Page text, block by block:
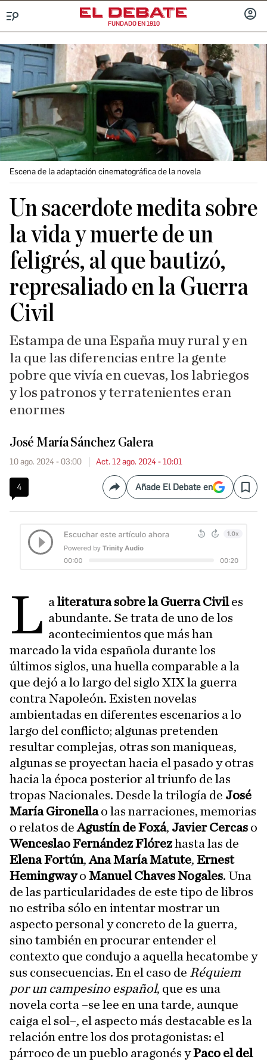
FUNDADO EN 1910
Escena de la adaptación cinematográfica de la novela
Un sacerdote medita sobre
la vida y muerte de un
feligrés, al que bautizó,
represaliado en la Guerra
Civil
Estampa de una España muy rural y en
la que las diferencias entre la gente
pobre que vivía en cuevas, los labriegos
y los patronos y terratenientes eran
enormes
José María Sánchez Galera
10 ago. 2024 - 03:00 Act. 12 ago. 2024 - 10:01
4 CompartirAñade El Debate en Save
L aliteratura sobre la Guerra Civiles
abundante. Se trata de uno de los
acontecimientos que más han
marcado la vida española durante los
últimos siglos, una huella comparable a la
que dejó a lo largo del siglo XIX la guerra
contra Napoleón. Existen novelas
ambientadas en diferentes escenarios a lo
largo del conflicto; algunas pretenden
resultar complejas, otras son maniqueas,
algunas se proyectan hacia el pasado y otras
hacia la época posterior al triunfo de las
tropas Nacionales. Desde la trilogía de José
María Gironellao las narraciones, memorias
o relatos deAgustín de Foxá, Javier Cercas o
Wenceslao Fernández Flórezhasta las de
Elena Fortún,Ana María Matute, Ernest
Hemingwayo Manuel Chaves Nogales. Una
de las particularidades de este tipo de libros
no estriba sólo en intentar mostrar un
aspecto personal y concreto de la guerra,
sino también en procurar entender el
contexto que condujo a aquella hecatombe y
sus consecuencias. En el caso de Réquiem
por un campesino español, que es una
novela corta –se lee en una tarde, aunque
caiga el sol–, el aspecto más destacable es la
relación entre los dos protagonistas: el
párroco de un pueblo aragonés yPaco el del